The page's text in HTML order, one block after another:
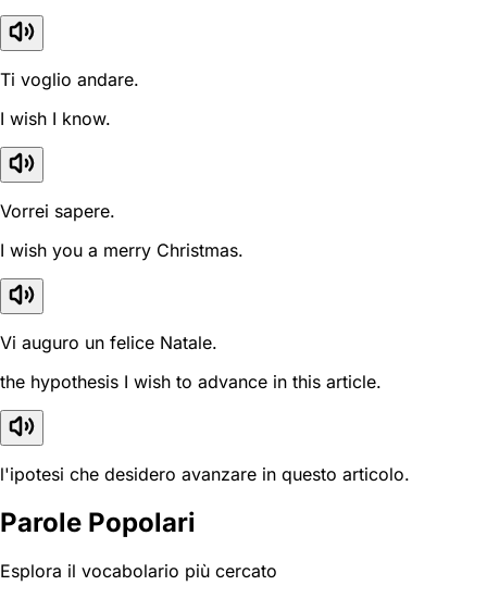
Ti voglio andare.
I wish I know.
Vorrei sapere.
I wish you a merry Christmas.
Vi auguro un felice Natale.
the hypothesis I wish to advance in this article.
l'ipotesi che desidero avanzare in questo articolo.
Parole Popolari
Esplora il vocabolario più cercato